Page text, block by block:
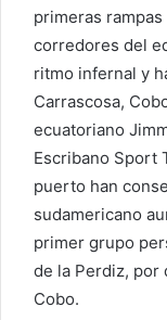
primeras
corredores del
ritmo infernal y
Carrascosa,
ecuatoriano
Escribano Sport
puerto han
sudamericano
primer grupo
de la Perdiz, por
Cobo.